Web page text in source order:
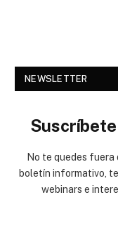
NEWSLETTER
No te quedes fuera
boletín informativo,
webinars e